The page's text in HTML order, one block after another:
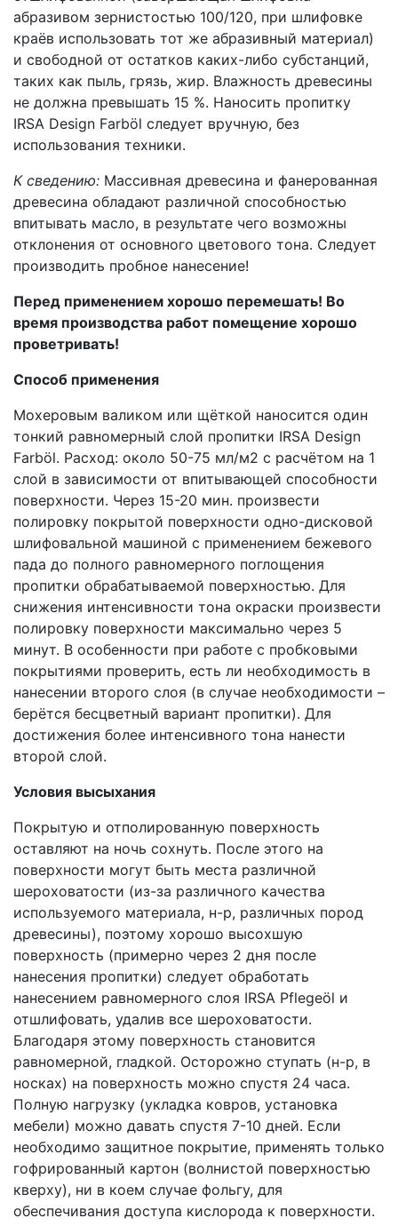
абразивом зернистостью 100/120, при шлифовке
краёв использовать тот же абразивный материал)
и свободной от остатков каких-либо субстанций,
таких как пыль, грязь, жир. Влажность древесины
не должна превышать 15 %. Наносить пропитку
IRSA Design Farböl следует вручную, без
использования техники.
К сведению: Массивная древесина и фанерованная
древесина обладают различной способностью
впитывать масло, в результате чего возможны
отклонения от основного цветового тона. Следует
производить пробное нанесение!
Перед применением хорошо перемешать! Во
время производства работ помещение хорошо
проветривать!
Способ применения
Мохеровым валиком или щёткой наносится один
тонкий равномерный слой пропитки IRSA Design
Farböl. Расход: около 50-75 мл/м2 с расчётом на 1
слой в зависимости от впитывающей способности
поверхности. Через 15-20 мин. произвести
полировку покрытой поверхности одно-дисковой
шлифовальной машиной с применением бежевого
пада до полного равномерного поглощения
пропитки обрабатываемой поверхностью. Для
снижения интенсивности тона окраски произвести
полировку поверхности максимально через 5
минут. В особенности при работе с пробковыми
покрытиями проверить, есть ли необходимость в
нанесении второго слоя (в случае необходимости –
берётся бесцветный вариант пропитки). Для
достижения более интенсивного тона нанести
второй слой.
Условия высыхания
Покрытую и отполированную поверхность
оставляют на ночь сохнуть. После этого на
поверхности могут быть места различной
шероховатости (из-за различного качества
используемого материала, н-р, различных пород
древесины), поэтому хорошо высохшую
поверхность (примерно через 2 дня после
нанесения пропитки) следует обработать
нанесением равномерного слоя IRSA Pflegeöl и
отшлифовать, удалив все шероховатости.
Благодаря этому поверхность становится
равномерной, гладкой. Осторожно ступать (н-р, в
носках) на поверхность можно спустя 24 часа.
Полную нагрузку (укладка ковров, установка
мебели) можно давать спустя 7-10 дней. Если
необходимо защитное покрытие, применять только
гофрированный картон (волнистой поверхностью
кверху), ни в коем случае фольгу, для
обеспечивания доступа кислорода к поверхности.